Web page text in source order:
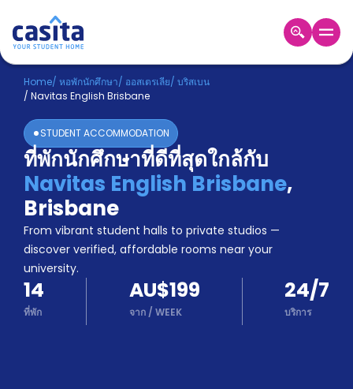
Home TH AUD
เข้าสู่
ระบบ
Booking
Accommodation
About
us
Blog
Refer
And
Earn
Become
A
Partner
Help
Home/ หอพักนักศึกษา/ ออสเตรเลีย/ บริสเบน
/ Navitas English Brisbane
STUDENT ACCOMMODATION
ที่พักนักศึกษาที่ดีที่สุดใกล้กับ
Navitas English Brisbane,
Brisbane
From vibrant student halls to private studios —
discover verified, affordable rooms near your
university.
14
ที่พัก
AU$199
จาก/ WEEK
24/7
บริการ